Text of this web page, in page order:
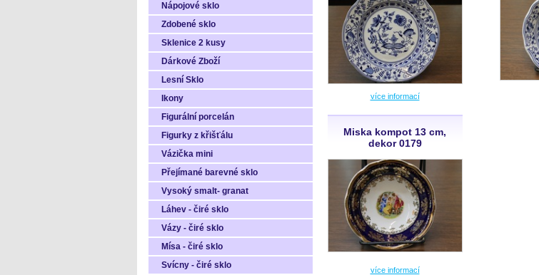
Nápojové sklo
Zdobené sklo
Sklenice 2 kusy
Dárkové Zboží
Lesní Sklo
Ikony
Figurální porcelán
Figurky z křišťálu
Vázička mini
Přejímané barevné sklo
Vysoký smalt- granat
Láhev - čiré sklo
Vázy - čiré sklo
Mísa - čiré sklo
Svícny - čiré sklo
více informací
Miska kompot 13 cm,
dekor 0179
více informací